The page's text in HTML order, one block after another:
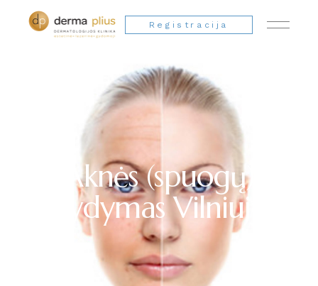
Registracija
Aknės (spuogų)
gydymas Vilniuje